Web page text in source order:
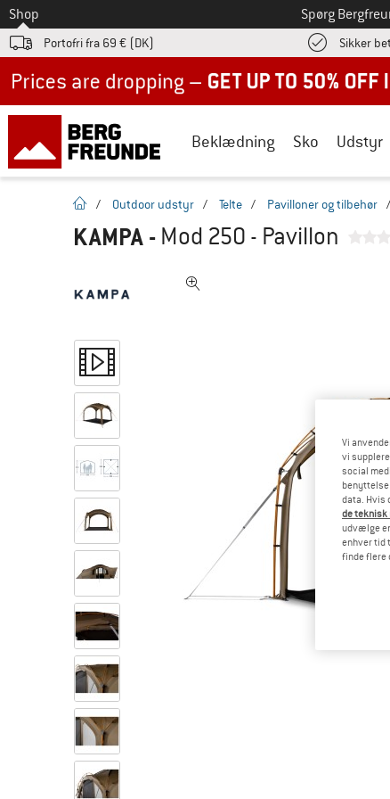
Til
Shop Spørg
Portofri fra 69 € (DK) Sikker
Beklædning Sko Udstyr
Hjemmeside
/ Outdoor udstyr / Telte / Pavilloner og tilbehør /
KAMPA - Mod 250 - Pavillon
Vi
vi
social
data. Hvis
de teknisk
udvælge
enhver tid
finde flere